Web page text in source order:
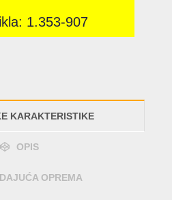
1.353-907
KARAKTERISTIKE
OPIS
OPREMA